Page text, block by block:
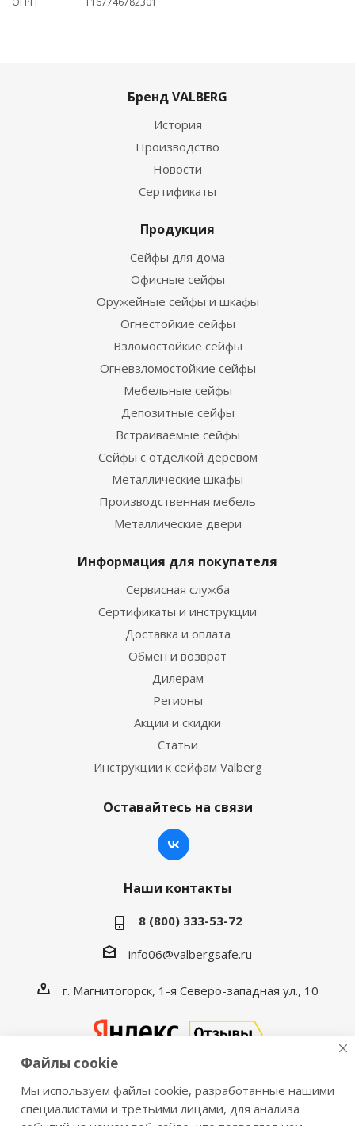
Бренд VALBERG
История
Производство
Новости
Сертификаты
Продукция
Сейфы для дома
Офисные сейфы
Оружейные сейфы и шкафы
Огнестойкие сейфы
Взломостойкие сейфы
Огневзломостойкие сейфы
Мебельные сейфы
Депозитные сейфы
Встраиваемые сейфы
Сейфы с отделкой деревом
Металлические шкафы
Производственная мебель
Металлические двери
Информация для покупателя
Сервисная служба
Сертификаты и инструкции
Доставка и оплата
Обмен и возврат
Дилерам
Регионы
Акции и скидки
Статьи
Инструкции к сейфам Valberg
Оставайтесь на связи
Наши контакты
8 (800) 333-53-72
info06@valbergsafe.ru
г. Магнитогорск, 1-я Северо-западная ул., 10
2016-2026 © VALBERGSAFE.RU — Интернет-магазин
Файлы cookie
Мы используем файлы cookie, разработанные нашими
специалистами и третьими лицами, для анализа